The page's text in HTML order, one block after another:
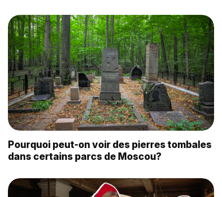
Pourquoi peut-on voir des pierres tombales
dans certains parcs de Moscou?